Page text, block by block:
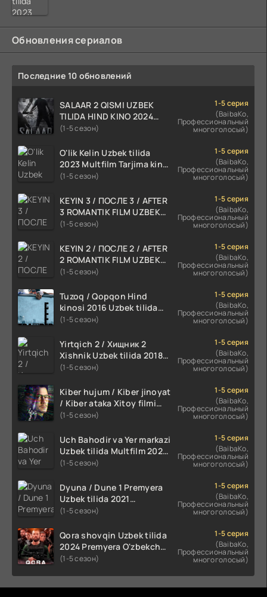
Обновления сериалов
Последние 10 обновлений
SALAAR 2 QISMI UZBEK
TILIDA HIND KINO 2024
TARJIMA 720p HD Skachat
(1-5 сезон)
1-5 серия
(BaibaKo,
Профессиональный
многоголосый)
O'lik Kelin Uzbek tilida
2023 Multfilm Tarjima kino
skachat
(1-5 сезон)
1-5 серия
(BaibaKo,
Профессиональный
многоголосый)
KEYIN 3 / ПОСЛЕ 3 / AFTER
3 ROMANTIK FILM UZBEK
TILIDA 2021 TARJIMA FILM
(1-5 сезон)
1-5 серия
(BaibaKo,
Профессиональный
многоголосый)
KEYIN 2 / ПОСЛЕ 2 / AFTER
2 ROMANTIK FILM UZBEK
TILIDA 2020 TARJIMA FILM
(1-5 сезон)
1-5 серия
(BaibaKo,
Профессиональный
многоголосый)
Tuzoq / Qopqon Hind
kinosi 2016 Uzbek tilida
tarjima film HD
(1-5 сезон)
1-5 серия
(BaibaKo,
Профессиональный
многоголосый)
Yirtqich 2 / Хищник 2
Xishnik Uzbek tilida 2018-
2024 O'zbekcha tarjima
(1-5 сезон)
1-5 серия
(BaibaKo,
Профессиональный
многоголосый)
Kiber hujum / Kiber jinoyat
/ Kiber ataka Xitoy filmi
Uzbek tilida O'zbekcha
HD skachat
(1-5 сезон)
1-5 серия
(BaibaKo,
Профессиональный
многоголосый)
Uch Bahodir va Yer markazi
Uzbek tilida Multfilm 2025
tarjima HD skachat
(1-5 сезон)
1-5 серия
(BaibaKo,
Профессиональный
многоголосый)
Dyuna / Dune 1 Premyera
Uzbek tilida 2021
O'zbekcha tarjima kino HD
(1-5 сезон)
1-5 серия
(BaibaKo,
Профессиональный
многоголосый)
Qora shovqin Uzbek tilida
2024 Premyera O'zbekcha
tarjima kino HD skachat
(1-5 сезон)
1-5 серия
(BaibaKo,
Профессиональный
многоголосый)